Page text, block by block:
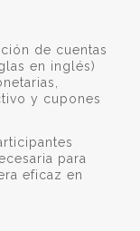
de cuentas
en inglés)
y cupones
para
eficaz en